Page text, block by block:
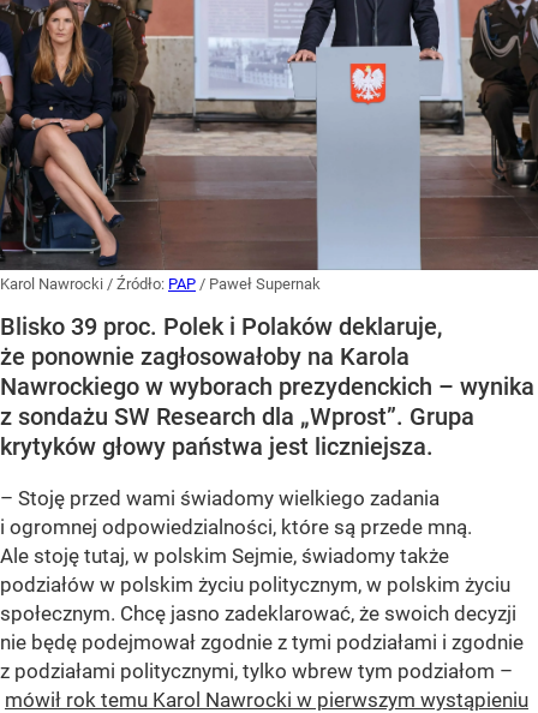
Karol Nawrocki / Źródło: PAP / Paweł Supernak
Blisko 39 proc. Polek i Polaków deklaruje,
że ponownie zagłosowałoby na Karola
Nawrockiego w wyborach prezydenckich – wynika
z sondażu SW Research dla „Wprost”. Grupa
krytyków głowy państwa jest liczniejsza.
– Stoję przed wami świadomy wielkiego zadania
i ogromnej odpowiedzialności, które są przede mną.
Ale stoję tutaj, w polskim Sejmie, świadomy także
podziałów w polskim życiu politycznym, w polskim życiu
społecznym. Chcę jasno zadeklarować, że swoich decyzji
nie będę podejmował zgodnie z tymi podziałami i zgodnie
z podziałami politycznymi, tylko wbrew tym podziałom –
mówił rok temu Karol Nawrocki w pierwszym wystąpieniu